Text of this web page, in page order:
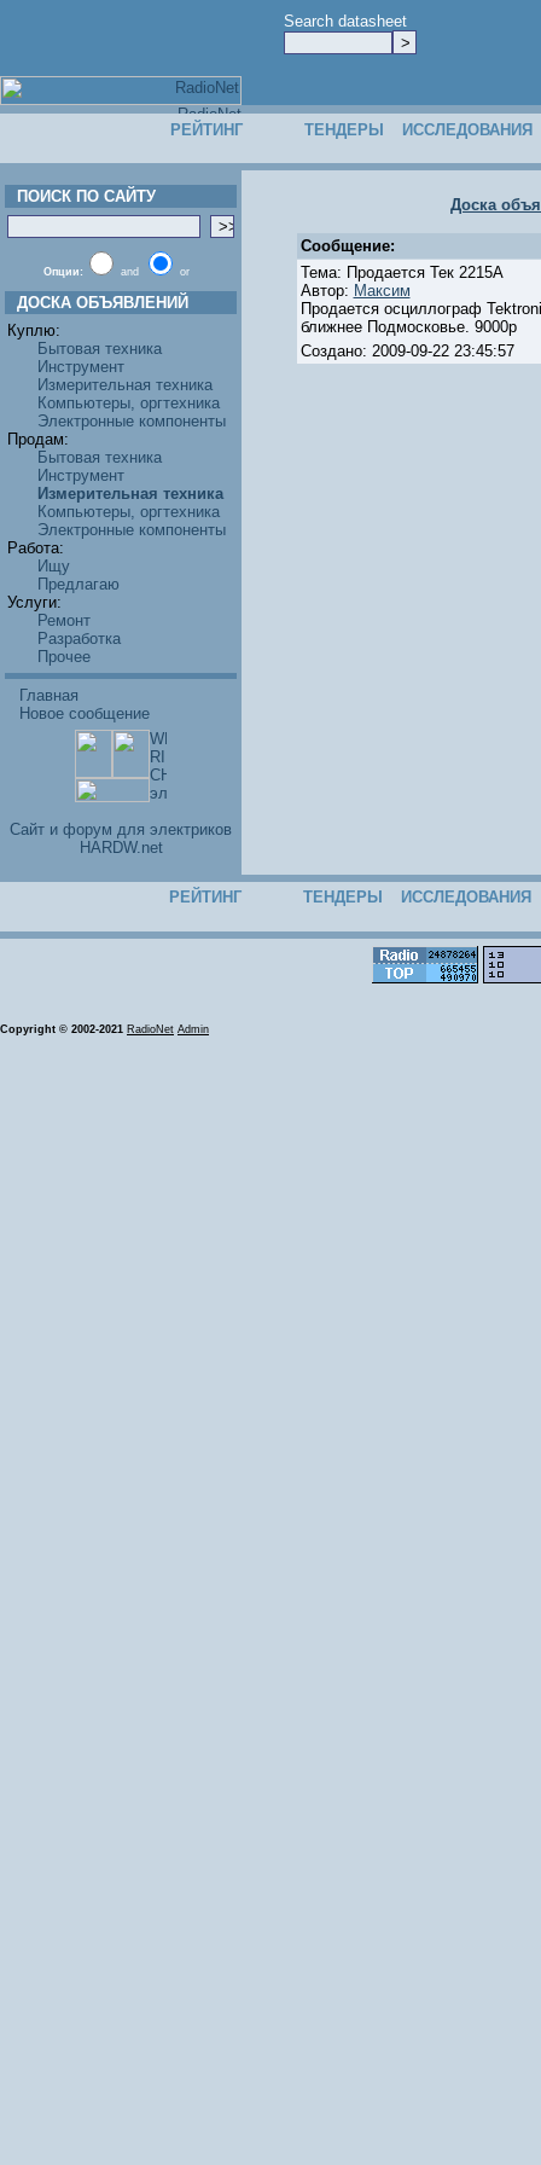
Search datasheet
РЕЙТИНГ ТЕНДЕРЫ ИССЛЕДОВАНИЯ
ПОИСК ПО САЙТУ
Опции: and or
ДОСКА ОБЪЯВЛЕНИЙ
Куплю:
Бытовая техника
Инструмент
Измерительная техника
Компьютеры, оргтехника
Электронные компоненты
Продам:
Бытовая техника
Инструмент
Измерительная техника
Компьютеры, оргтехника
Электронные компоненты
Работа:
Ищу
Предлагаю
Услуги:
Ремонт
Разработка
Прочее
Главная
Новое сообщение
Cайт и форум для электриков
HARDW.net
Доска
Сообщение:
Тема: Продается Тек 2215А
Автор: Максим
Продается осциллограф
ближнее Подмосковье. 9000р
Создано: 2009-09-22 23:45:57
РЕЙТИНГ ТЕНДЕРЫ ИССЛЕДОВАНИЯ
Copyright © 2002-2021 RadioNet Admin